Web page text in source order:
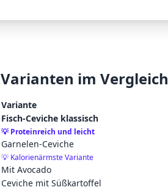
Varianten im Vergleich
Variante
Fisch-Ceviche klassisch
💡Proteinreich und leicht
Garnelen-Ceviche
💡 Kalorienärmste Variante
Mit Avocado
Ceviche mit Süßkartoffel